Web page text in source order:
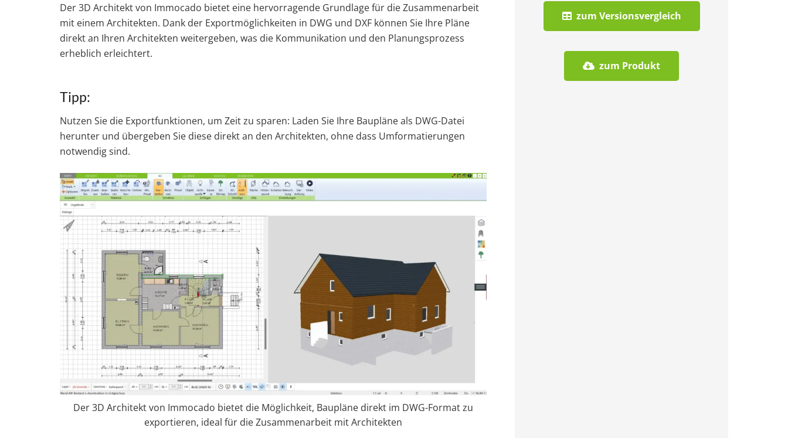
Der 3D Architekt von Immocado bietet eine hervorragende Grundlage für die Zusammenarbeit
mit einem Architekten. Dank der Exportmöglichkeiten in DWG und DXF können Sie Ihre Pläne
direkt an Ihren Architekten weitergeben, was die Kommunikation und den Planungsprozess
erheblich erleichtert.
Tipp:
Nutzen Sie die Exportfunktionen, um Zeit zu sparen: Laden Sie Ihre Baupläne als DWG-Datei
herunter und übergeben Sie diese direkt an den Architekten, ohne dass Umformatierungen
notwendig sind.
Der 3D Architekt von Immocado bietet die Möglichkeit, Baupläne direkt im DWG-Format zu
exportieren, ideal für die Zusammenarbeit mit Architekten
zum Versionsvergleich
zum Produkt